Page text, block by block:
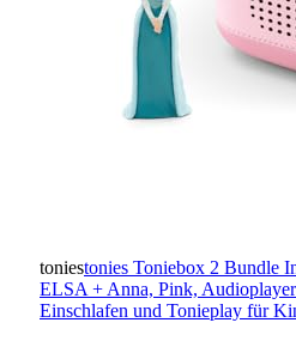
toniestonies Toniebox 2 Bundle
ELSA + Anna, Pink,
Einschlafen und Tonieplay für